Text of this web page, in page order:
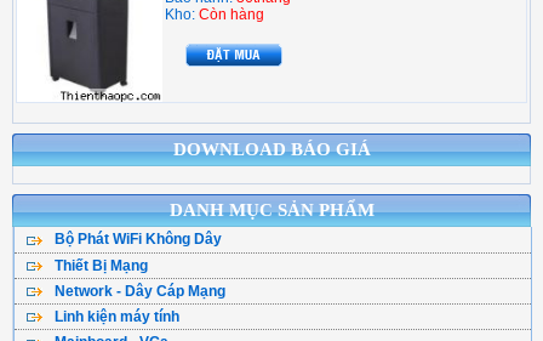
DOWNLOAD BÁO GIÁ
DANH MỤC SẢN PHẨM
Bộ Phát WiFi Không Dây
Bộ Phát WiFi TPLink
WiFi Tenda - DLink
WiFi Totolink - Hik
Thiết Bị Mạng
WiFi Mesh
WiFi Gắn Trần
Network - Dây Cáp Mạng
Cáp Mạng ( Cuộn )
Linh kiện máy tính
Kho: Còn hàng